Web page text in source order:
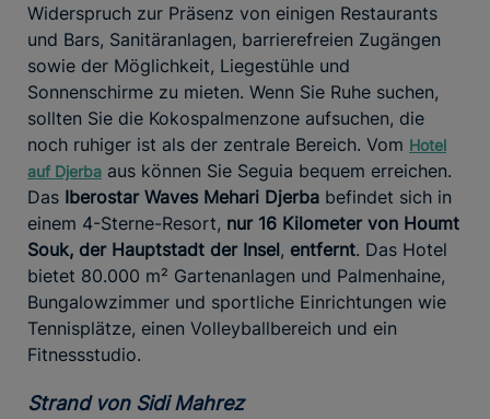
Widerspruch zur Präsenz von einigen Restaurants
und Bars, Sanitäranlagen, barrierefreien Zugängen
sowie der Möglichkeit, Liegestühle und
Sonnenschirme zu mieten. Wenn Sie Ruhe suchen,
sollten Sie die Kokospalmenzone aufsuchen, die
noch ruhiger ist als der zentrale Bereich. Vom Hotel
auf Djerba aus können Sie Seguia bequem erreichen.
Das Iberostar Waves Mehari Djerba befindet sich in
einem 4-Sterne-Resort, nur 16 Kilometer von Houmt
Souk, der Hauptstadt der Insel, entfernt. Das Hotel
bietet 80.000 m² Gartenanlagen und Palmenhaine,
Bungalowzimmer und sportliche Einrichtungen wie
Tennisplätze, einen Volleyballbereich und ein
Fitnessstudio.
Strand von Sidi Mahrez